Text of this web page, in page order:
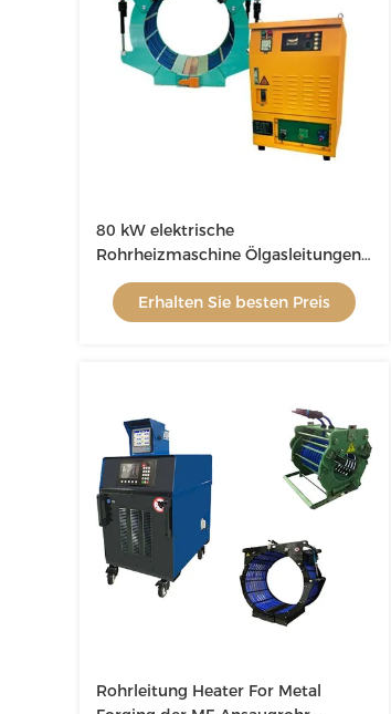
80 kW elektrische
Rohrheizmaschine Ölgasleitungen
Heizung
Erhalten Sie besten Preis
Rohrleitung Heater For Metal